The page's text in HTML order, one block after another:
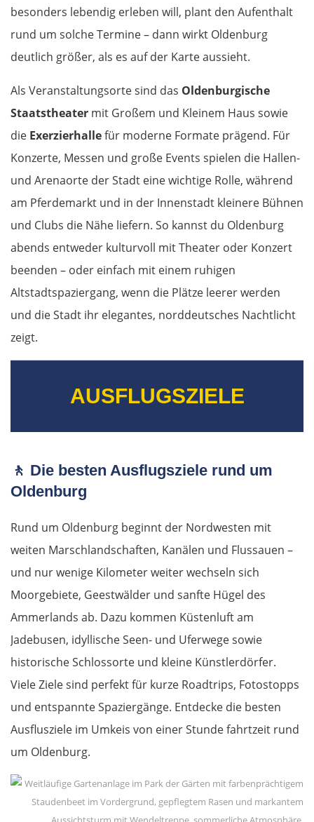
besonders lebendig erleben will, plant den Aufenthalt
rund um solche Termine – dann wirkt Oldenburg
deutlich größer, als es auf der Karte aussieht.
Als Veranstaltungsorte sind das Oldenburgische
Staatstheater mit Großem und Kleinem Haus sowie
die Exerzierhallefür moderne Formate prägend. Für
Konzerte, Messen und große Events spielen die Hallen-
und Arenaorte der Stadt eine wichtige Rolle, während
am Pferdemarkt und in der Innenstadt kleinere Bühnen
und Clubs die Nähe liefern. So kannst du Oldenburg
abends entweder kulturvoll mit Theater oder Konzert
beenden – oder einfach mit einem ruhigen
Altstadtspaziergang, wenn die Plätze leerer werden
und die Stadt ihr elegantes, norddeutsches Nachtlicht
zeigt.
AUSFLUGSZIELE
🚶 Die besten Ausflugsziele rund um
Oldenburg
Rund um Oldenburg beginnt der Nordwesten mit
weiten Marschlandschaften, Kanälen und Flussauen –
und nur wenige Kilometer weiter wechseln sich
Moorgebiete, Geestwälder und sanfte Hügel des
Ammerlands ab. Dazu kommen Küstenluft am
Jadebusen, idyllische Seen- und Uferwege sowie
historische Schlossorte und kleine Künstlerdörfer.
Viele Ziele sind perfekt für kurze Roadtrips, Fotostopps
und entspannte Spaziergänge. Entdecke die besten
Ausflusziele im Umkeis von einer Stunde fahrtzeit rund
um Oldenburg.
Alicante
Águilas
Motril
Málaga
Marbella
Gibraltar
Portugal
WESTROUTE
Mafra
Peniche
Figueira da Foz
Porto
Amarante